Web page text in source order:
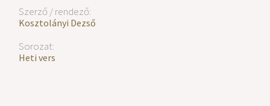
Szerző / rendező:
Kosztolányi Dezső
Sorozat:
Heti vers